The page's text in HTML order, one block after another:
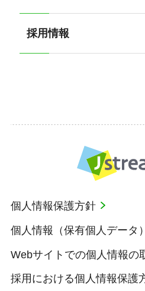
採用情報
個人情報保護方針
個人情報（保有個人データ
Webサイトでの個人情報の
採用における個人情報保護